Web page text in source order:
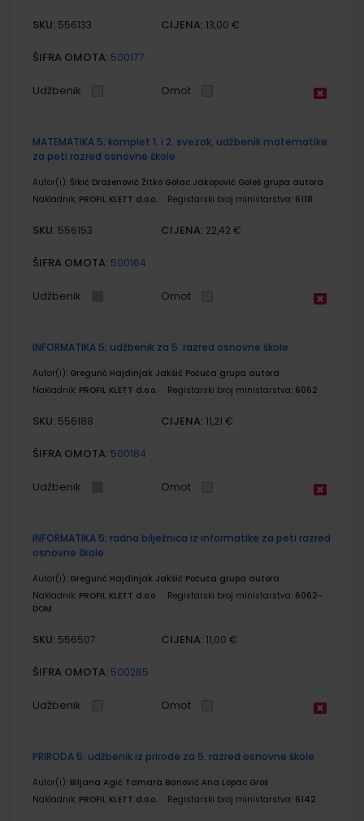
SKU: 556133 CIJENA: 13,00 €
ŠIFRA OMOTA: 500177
Udžbenik Omot
MATEMATIKA 5; komplet 1. i 2. svezak, udžbenik matematike
za peti razred osnovne škole
Autor(i): Šikić Draženović Žitko Golac Jakopović Goleš grupa autora
Nakladnik: PROFIL KLETT d.o.o. Registarski broj ministarstva: 6118
SKU: 556153 CIJENA: 22,42 €
ŠIFRA OMOTA: 500164
Udžbenik Omot
INFORMATIKA 5; udžbenik za 5. razred osnovne škole
Autor(i): Gregurić Hajdinjak Jakšić Počuča grupa autora
Nakladnik: PROFIL KLETT d.o.o. Registarski broj ministarstva: 6062
SKU: 556188 CIJENA: 11,21 €
ŠIFRA OMOTA: 500184
Udžbenik Omot
INFORMATIKA 5; radna bilježnica iz informatike za peti razred
osnovne škole
Autor(i): Gregurić Hajdinjak Jakšić Počuča grupa autora
Nakladnik: PROFIL KLETT d.o.o. Registarski broj ministarstva: 6062-
DOM
SKU: 556507 CIJENA: 11,00 €
ŠIFRA OMOTA: 500285
Udžbenik Omot
PRIRODA 5; udžbenik iz prirode za 5. razred osnovne škole
Autor(i): Biljana Agić Tamara Banović Ana Lopac Groš
Nakladnik: PROFIL KLETT d.o.o. Registarski broj ministarstva: 6142